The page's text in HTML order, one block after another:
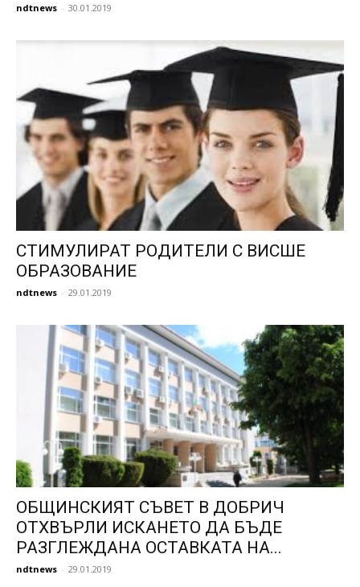
ndtnews - 30.01.2019
СТИМУЛИРАТ РОДИТЕЛИ С ВИСШЕ
ОБРАЗОВАНИЕ
ndtnews - 29.01.2019
ОБЩИНСКИЯТ СЪВЕТ В ДОБРИЧ
ОТХВЪРЛИ ИСКАНЕТО ДА БЪДЕ
РАЗГЛЕЖДАНА ОСТАВКАТА НА...
ndtnews - 29.01.2019